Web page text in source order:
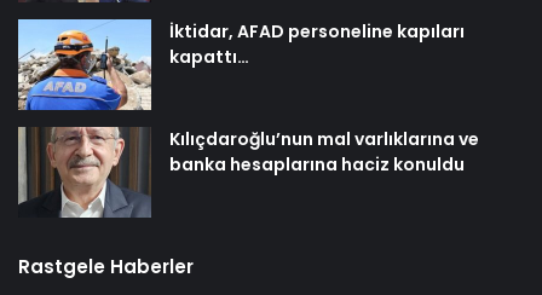
İktidar, AFAD personeline kapıları
kapattı…
Kılıçdaroğlu’nun mal varlıklarına ve
banka hesaplarına haciz konuldu
Rastgele Haberler